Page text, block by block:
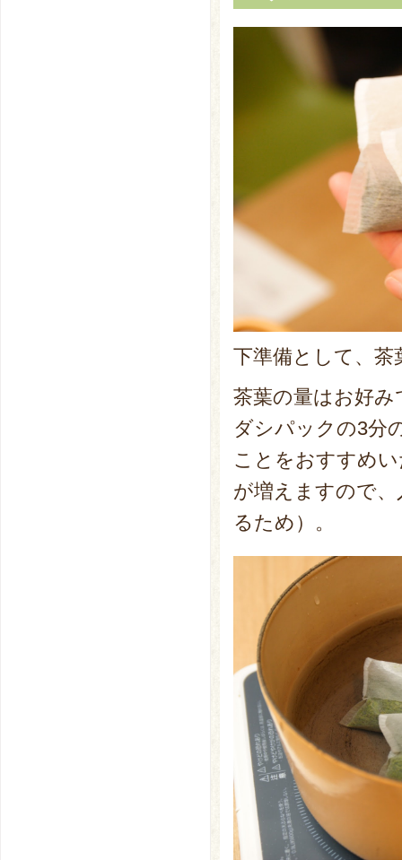
下準備として、
茶葉の量はお好
ダシパックの3分
ことをおすすめ
が増えますので
るため）。